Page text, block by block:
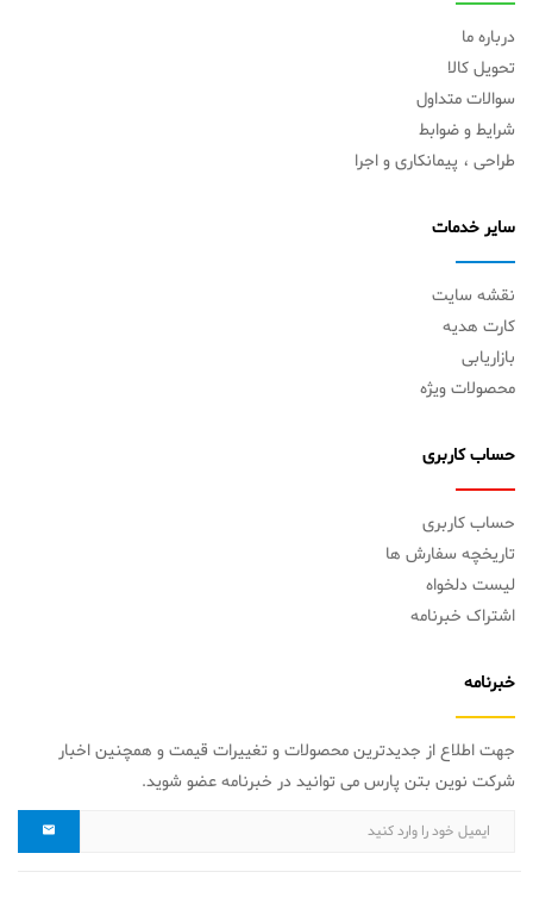
درباره ما
تحویل کالا
سوالات متداول
شرایط و ضوابط
طراحی ، پیمانکاری و اجرا
سایر خدمات
نقشه سایت
کارت هدیه
بازاریابی
محصولات ویژه
حساب کاربری
حساب کاربری
تاریخچه سفارش ها
لیست دلخواه
اشتراک خبرنامه
خبرنامه
جهت اطلاع از جدیدترین محصولات و تغییرات قیمت و همچنین اخبار
شرکت نوین بتن پارس می توانید در خبرنامه عضو شوید.